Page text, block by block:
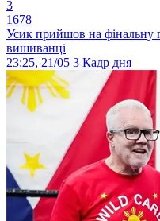
3
1678
Усик прийшов на фінальну
вишиванці
23:25, 21/05 3 Кадр дня